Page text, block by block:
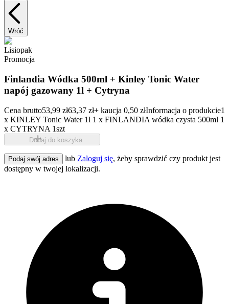
Wróć
Lisiopak
Promocja
Finlandia Wódka 500ml + Kinley Tonic Water
napój gazowany 1l + Cytryna
Cena brutto53,99 zł63,37 zł+ kaucja 0,50 złInformacja o produkcie1
x KINLEY Tonic Water 1l 1 x FINLANDIA wódka czysta 500ml 1
x CYTRYNA 1szt
Dodaj do koszyka
Podaj swój adres lub Zaloguj się, żeby sprawdzić czy produkt jest
dostępny w twojej lokalizacji.